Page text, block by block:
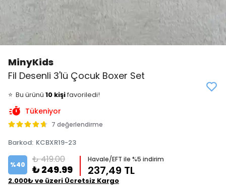
MinyKids
Fil Desenli 3'lü Çocuk Boxer Set
inceliyor!
⭐️ Bu ürünü 10 kişifavoriledi!
🛒 8 kişisepetine ekledi!
Bugün 4 adet
Tükeniyor
7 değerlendirme
Barkod: KCBXR19-23
%40 ₺ 419.00
₺ 249.99
Havale/EFT ile %5 indirim
237,49 TL
2.000₺ ve üzeri Ücretsiz Kargo